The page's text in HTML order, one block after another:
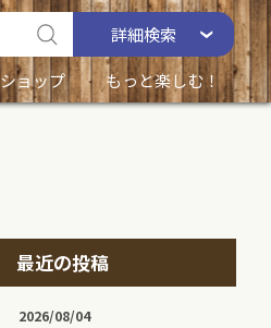
詳細検索
ショップ もっと楽しむ！
最近の投稿
2026/08/04